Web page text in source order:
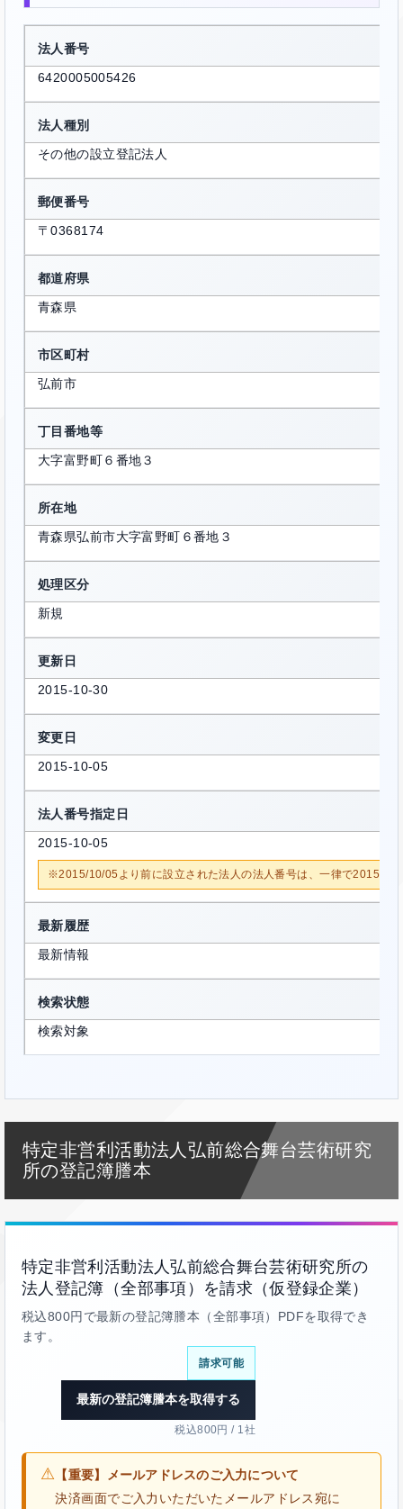
法人番号
6420005005426
法人種別
その他の設立登記法人
郵便番号
〒0368174
都道府県
青森県
市区町村
弘前市
丁目番地等
大字富野町６番地３
所在地
青森県弘前市大字富野町６番地３
処理区分
新規
更新日
2015-10-30
変更日
2015-10-05
法人番号指定日
2015-10-05
※2015/10/05より前に設立された法人の法人番号は、一律で2015/10/
最新履歴
最新情報
検索状態
検索対象
特定非営利活動法人弘前総合舞台芸術研究
所の登記簿謄本
特定非営利活動法人弘前総合舞台芸術研究所の
法人登記簿（全部事項）を請求（仮登録企業）
税込800円で最新の登記簿謄本（全部事項）PDFを取得でき
ます。
請求可能
最新の登記簿謄本を取得する
税込800円 / 1社
⚠ 【重要】メールアドレスのご入力について
決済画面でご入力いただいたメールアドレス宛に